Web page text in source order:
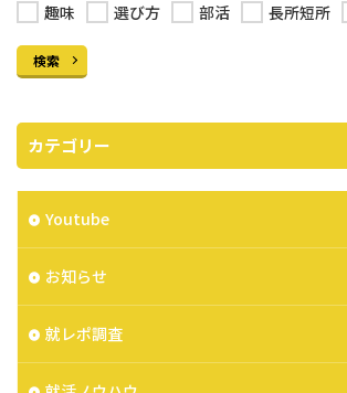
趣味
選び方 部活 長所短所
検索
カテゴリー
Youtube
お知らせ
就レポ調査